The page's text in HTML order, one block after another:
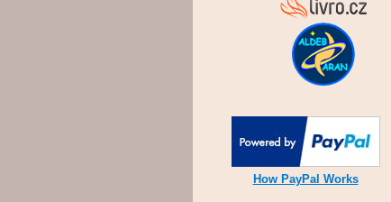
How PayPal Works